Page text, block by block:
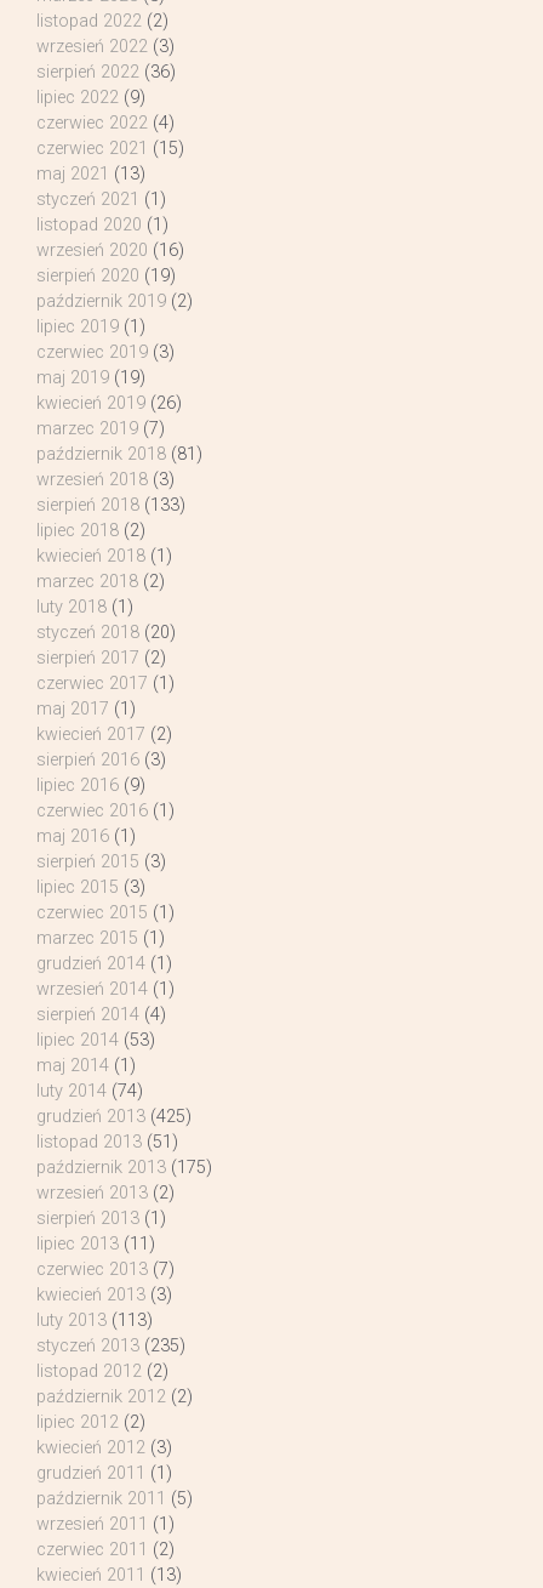
listopad 2022 (2)
wrzesień 2022 (3)
sierpień 2022 (36)
lipiec 2022 (9)
czerwiec 2022 (4)
czerwiec 2021 (15)
maj 2021 (13)
styczeń 2021 (1)
listopad 2020 (1)
wrzesień 2020 (16)
sierpień 2020 (19)
październik 2019 (2)
lipiec 2019 (1)
czerwiec 2019 (3)
maj 2019 (19)
kwiecień 2019 (26)
marzec 2019 (7)
październik 2018 (81)
wrzesień 2018 (3)
sierpień 2018 (133)
lipiec 2018 (2)
kwiecień 2018 (1)
marzec 2018 (2)
luty 2018 (1)
styczeń 2018 (20)
sierpień 2017 (2)
czerwiec 2017 (1)
maj 2017 (1)
kwiecień 2017 (2)
sierpień 2016 (3)
lipiec 2016 (9)
czerwiec 2016 (1)
maj 2016 (1)
sierpień 2015 (3)
lipiec 2015 (3)
czerwiec 2015 (1)
marzec 2015 (1)
grudzień 2014 (1)
wrzesień 2014 (1)
sierpień 2014 (4)
lipiec 2014 (53)
maj 2014 (1)
luty 2014 (74)
grudzień 2013 (425)
listopad 2013 (51)
październik 2013 (175)
wrzesień 2013 (2)
sierpień 2013 (1)
lipiec 2013 (11)
czerwiec 2013 (7)
kwiecień 2013 (3)
luty 2013 (113)
styczeń 2013 (235)
listopad 2012 (2)
październik 2012 (2)
lipiec 2012 (2)
kwiecień 2012 (3)
grudzień 2011 (1)
październik 2011 (5)
wrzesień 2011 (1)
czerwiec 2011 (2)
kwiecień 2011 (13)